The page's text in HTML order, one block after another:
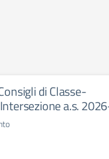
di Classe-
a.s.